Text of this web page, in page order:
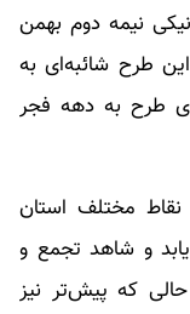
نیمه دوم بهمن
این طرح شائبه‌ای به
طرح به دهه فجر
مختلف استان
و شاهد تجمع و
حالی که پیش‌تر نیز